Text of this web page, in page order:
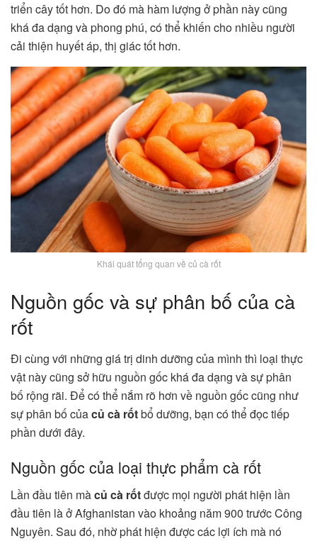
triển cây tốt hơn. Do đó mà hàm lượng ở phần này cũng
khá đa dạng và phong phú, có thể khiến cho nhiều người
cải thiện huyết áp, thị giác tốt hơn.
Khái quát tổng quan về củ cà rốt
Nguồn gốc và sự phân bố của cà
rốt
Đi cùng với những giá trị dinh dưỡng của mình thì loại thực
vật này cũng sở hữu nguồn gốc khá đa dạng và sự phân
bố rộng rãi. Để có thể nắm rõ hơn về nguồn gốc cũng như
sự phân bố củacủ cà rốtbổ dưỡng, bạn có thể đọc tiếp
phần dưới đây.
Nguồn gốc của loại thực phẩm cà rốt
Lần đầu tiên màcủ cà rốtđược mọi người phát hiện lần
đầu tiên là ở Afghanistan vào khoảng năm 900 trước Công
Nguyên. Sau đó, nhờ phát hiện được các lợi ích mà nó